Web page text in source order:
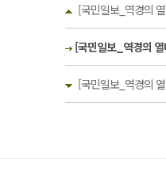
[국민일보_역경의
[국민일보_역경의
[국민일보_역경의